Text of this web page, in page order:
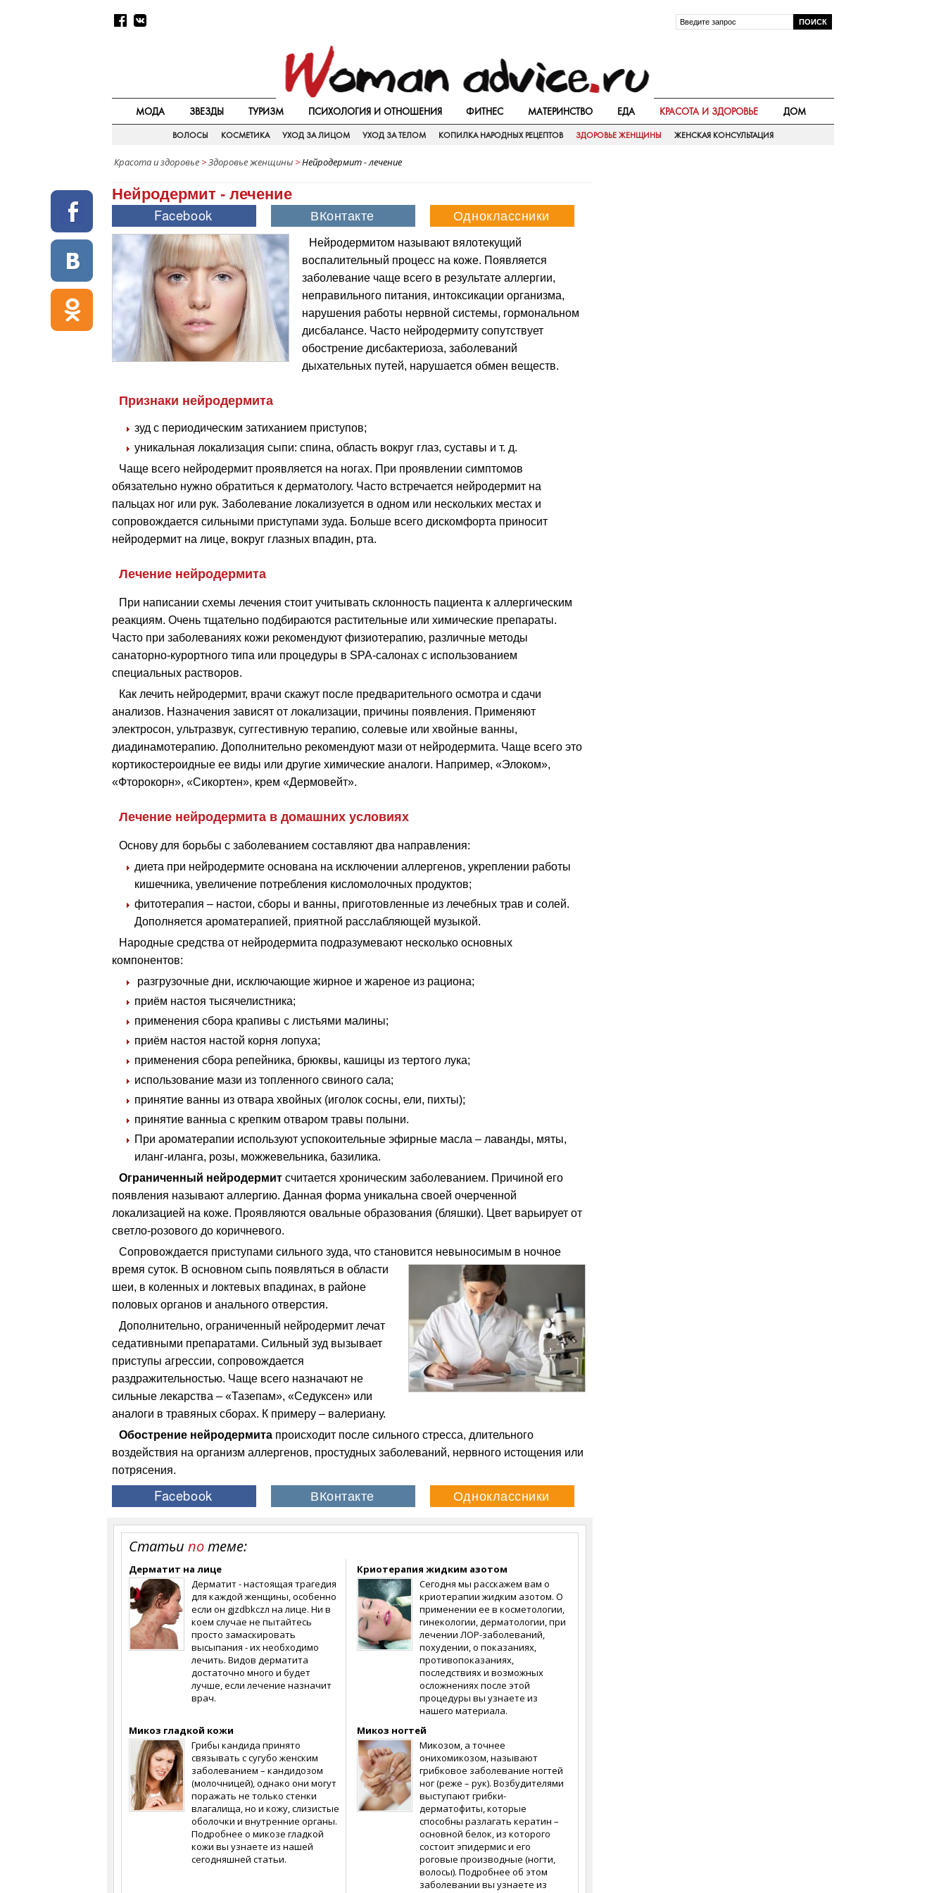
МОДА ЗВЕЗДЫ ТУРИЗМ ПСИХОЛОГИЯ И ОТНОШЕНИЯ ФИТНЕС МАТЕРИНСТВО ЕДА КРАСОТА И ЗДОРОВЬЕ ДОМ
ВОЛОСЫ КОСМЕТИКА УХОД ЗА ЛИЦОМ УХОД ЗА ТЕЛОМ КОПИЛКА НАРОДНЫХ РЕЦЕПТОВ ЗДОРОВЬЕ ЖЕНЩИНЫ ЖЕНСКАЯ КОНСУЛЬТАЦИЯ
Красота и здоровье >Здоровье женщины >Нейродермит - лечение
Нейродермит - лечение
Нейродермитом называют вялотекущий
воспалительный процесс на коже. Появляется
заболевание чаще всего в результате аллергии,
неправильного питания, интоксикации организма,
нарушения работы нервной системы, гормональном
дисбалансе. Часто нейродермиту сопутствует
обострение дисбактериоза, заболеваний
дыхательных путей, нарушается обмен веществ.
Признаки нейродермита
зуд с периодическим затиханием приступов;
уникальная локализация сыпи: спина, область вокруг глаз, суставы и т. д.
Чаще всего нейродермит проявляется на ногах. При проявлении симптомов
обязательно нужно обратиться к дерматологу. Часто встречается нейродермит на
пальцах ног или рук. Заболевание локализуется в одном или нескольких местах и
сопровождается сильными приступами зуда. Больше всего дискомфорта приносит
нейродермит на лице, вокруг глазных впадин, рта.
Лечение нейродермита
При написании схемы лечения стоит учитывать склонность пациента к аллергическим
реакциям. Очень тщательно подбираются растительные или химические препараты.
Часто при заболеваниях кожи рекомендуют физиотерапию, различные методы
санаторно-курортного типа или процедуры в SPA-салонах с использованием
специальных растворов.
Как лечить нейродермит, врачи скажут после предварительного осмотра и сдачи
анализов. Назначения зависят от локализации, причины появления. Применяют
электросон, ультразвук, суггестивную терапию, солевые или хвойные ванны,
диадинамотерапию. Дополнительно рекомендуют мази от нейродермита. Чаще всего это
кортикостероидные ее виды или другие химические аналоги. Например, «Элоком»,
«Фторокорн», «Сикортен», крем «Дермовейт».
Лечение нейродермита в домашних условиях
Основу для борьбы с заболеванием составляют два направления:
диета при нейродермите основана на исключении аллергенов, укреплении работы
кишечника, увеличение потребления кисломолочных продуктов;
фитотерапия – настои, сборы и ванны, приготовленные из лечебных трав и солей.
Дополняется ароматерапией, приятной расслабляющей музыкой.
Народные средства от нейродермита подразумевают несколько основных
компонентов:
разгрузочные дни, исключающие жирное и жареное из рациона;
приём настоя тысячелистника;
применения сбора крапивы с листьями малины;
приём настоя настой корня лопуха;
применения сбора репейника, брюквы, кашицы из тертого лука;
использование мази из топленного свиного сала;
принятие ванны из отвара хвойных (иголок сосны, ели, пихты);
принятие ванныа с крепким отваром травы полыни.
При ароматерапии используют успокоительные эфирные масла – лаванды, мяты,
иланг-иланга, розы, можжевельника, базилика.
Ограниченный нейродермит считается хроническим заболеванием. Причиной его
появления называют аллергию. Данная форма уникальна своей очерченной
локализацией на коже. Проявляются овальные образования (бляшки). Цвет варьирует от
светло-розового до коричневого.
Сопровождается приступами сильного зуда, что становится невыносимым в ночное
время суток. В основном сыпь появляться в области
шеи, в коленных и локтевых впадинах, в районе
половых органов и анального отверстия.
Дополнительно, ограниченный нейродермит лечат
седативными препаратами. Сильный зуд вызывает
приступы агрессии, сопровождается
раздражительностью. Чаще всего назначают не
сильные лекарства – «Тазепам», «Седуксен» или
аналоги в травяных сборах. К примеру – валериану.
Обострение нейродермита происходит после сильного стресса, длительного
воздействия на организм аллергенов, простудных заболеваний, нервного истощения или
потрясения.
Статьи потеме:
Дерматит на лице
Дерматит - настоящая трагедия
для каждой женщины, особенно
если он gjzdbkczл на лице. Ни в
коем случае не пытайтесь
просто замаскировать
высыпания - их необходимо
лечить. Видов дерматита
достаточно много и будет
лучше, если лечение назначит
врач.
Криотерапия жидким азотом
Сегодня мы расскажем вам о
криотерапии жидким азотом. О
применении ее в косметологии,
гинекологии, дерматологии, при
лечении ЛОР-заболеваний,
похудении, о показаниях,
противопоказаниях,
последствиях и возможных
осложнениях после этой
процедуры вы узнаете из
нашего материала.
Микоз гладкой кожи
Грибы кандида принято
связывать с сугубо женским
заболеванием – кандидозом
(молочницей), однако они могут
поражать не только стенки
влагалища, но и кожу, слизистые
оболочки и внутренние органы.
Подробнее о микозе гладкой
кожи вы узнаете из нашей
сегодняшней статьи.
Микоз ногтей
Микозом, а точнее
онихомикозом, называют
грибковое заболевание ногтей
ног (реже – рук). Возбудителями
выступают грибки-
дерматофиты, которые
способны разлагать кератин –
основной белок, из которого
состоит эпидермис и его
роговые производные (ногти,
волосы). Подробнее об этом
заболевании вы узнаете из